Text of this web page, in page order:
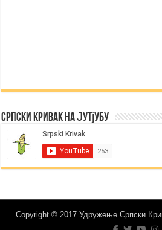
Српски Кривак на Јутјубу
Copyright © 2017 Удружење Српски